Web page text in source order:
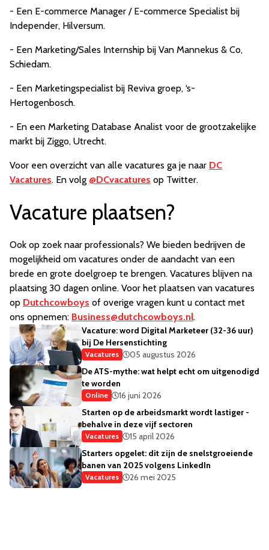
- Een E-commerce Manager / E-commerce Specialist bij
Independer, Hilversum.
- Een Marketing/Sales Internship bij Van Mannekus & Co,
Schiedam.
- Een Marketingspecialist bij Reviva groep, ‘s-
Hertogenbosch.
- En een Marketing Database Analist voor de grootzakelijke
markt bij Ziggo, Utrecht.
Voor een overzicht van alle vacatures ga je naar DC
Vacatures. En volg @DCvacatures op Twitter.
Vacature plaatsen?
Ook op zoek naar professionals? We bieden bedrijven de
mogelijkheid om vacatures onder de aandacht van een
brede en grote doelgroep te brengen. Vacatures blijven na
plaatsing 30 dagen online. Voor het plaatsen van vacatures
op Dutchcowboys of overige vragen kunt u contact met
ons opnemen: Business@dutchcowboys.nl.
Vacature: word Digital Marketeer (32-36 uur)
bij De Hersenstichting
Vacatures
05 augustus 2026
De ATS-mythe: wat helpt echt om uitgenodigd
te worden
Online
16 juni 2026
Starten op de arbeidsmarkt wordt lastiger -
behalve in deze vijf sectoren
Vacatures
15 april 2026
Starters opgelet: dit zijn de snelstgroeiende
banen van 2025 volgens LinkedIn
Vacatures 26 mei 2025